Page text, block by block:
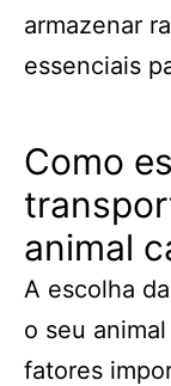
armazenar
essenciais
Como
animal
A escolha
o seu
fatores